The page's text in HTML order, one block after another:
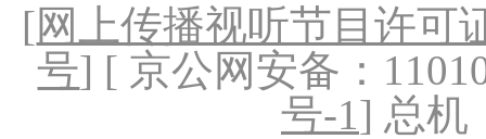
[网上传播视听节目许可
号] [ 京公网安备：
号-1] 总机